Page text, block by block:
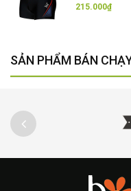
215.000₫
SẢN PHẨM BÁN